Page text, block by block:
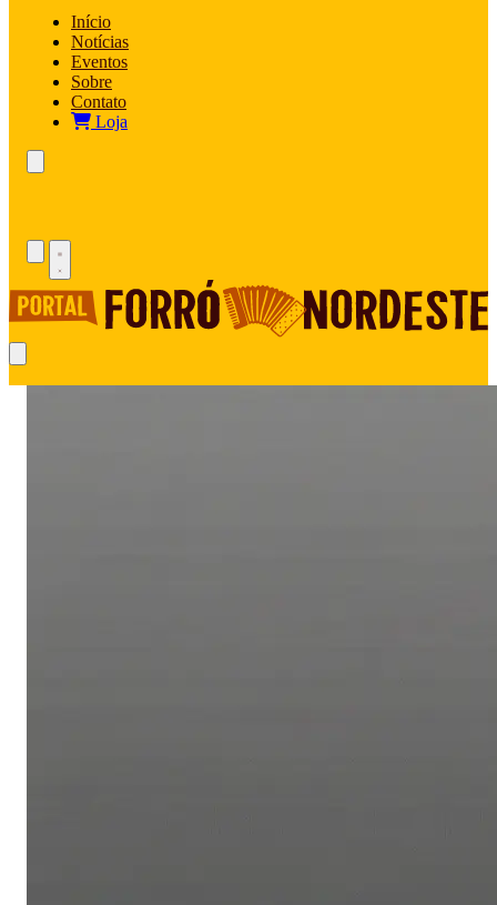
Início
Notícias
Eventos
Sobre
Contato
Loja